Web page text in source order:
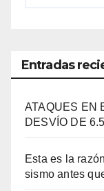
Entradas
ATAQUES EN
DESVÍO DE
Esta es la
sismo antes